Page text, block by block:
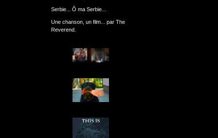
Serbie... Ô ma Serbie...
Une chanson, un film... par The
Reverend.